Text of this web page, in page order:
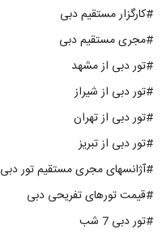
#کارگزار مستقیم دبی
#مجری مستقیم دبی
#تور دبی از مشهد
#تور دبی از شیراز
#تور دبی از تهران
#تور دبی از تبریز
#آژانسهای مجری مستقیم تور دبی
#قیمت تورهای تفریحی دبی
#تور دبی 7 شب